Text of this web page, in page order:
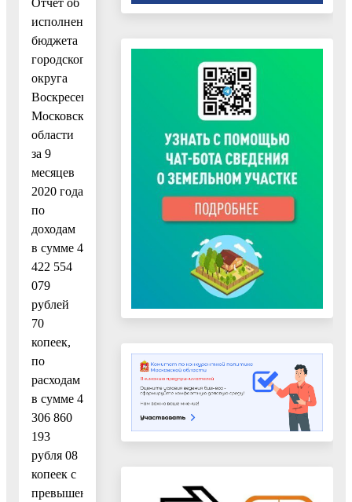
исполнении
бюджета
городского
округа
Воскресенск
Московской
области
за 9
месяцев
2020 года
по
доходам
в сумме 4
422 554
079
рублей
70
копеек,
по
расходам
в сумме 4
306 860
193
рубля 08
копеек с
превышением